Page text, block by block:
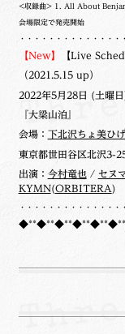
<収録曲> 1. All About
会場限定で発売開始
・・・・・・・・・・・・・・
【New】 【Live
（2021.5.15 up）
2022年5月28日 (土曜
『大梁山泊』
会場： 下北沢ちょ美ひげ
東京都世田谷区北沢3-
出演： 今村竜也 / セヌ
KYMN(ORBITERA)
・・・・・・・・・・・・・・